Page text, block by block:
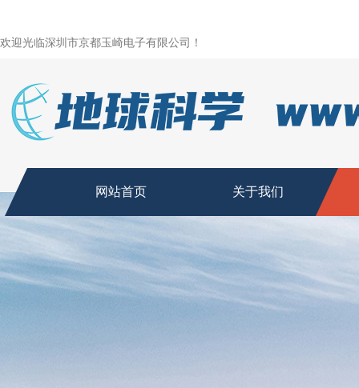
欢迎光临深圳市京都玉崎电子有限公司！
网站首页 关于我们